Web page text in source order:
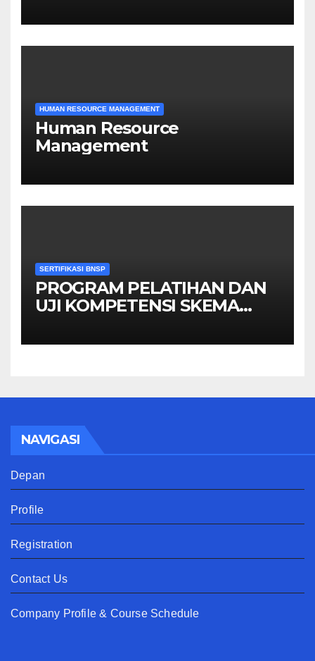
HUMAN RESOURCE MANAGEMENT
Human Resource
Management
SERTIFIKASI BNSP
PROGRAM PELATIHAN DAN
UJI KOMPETENSI SKEMA
JAUH
NAVIGASI
Depan
Profile
Registration
Contact Us
Company Profile & Course Schedule